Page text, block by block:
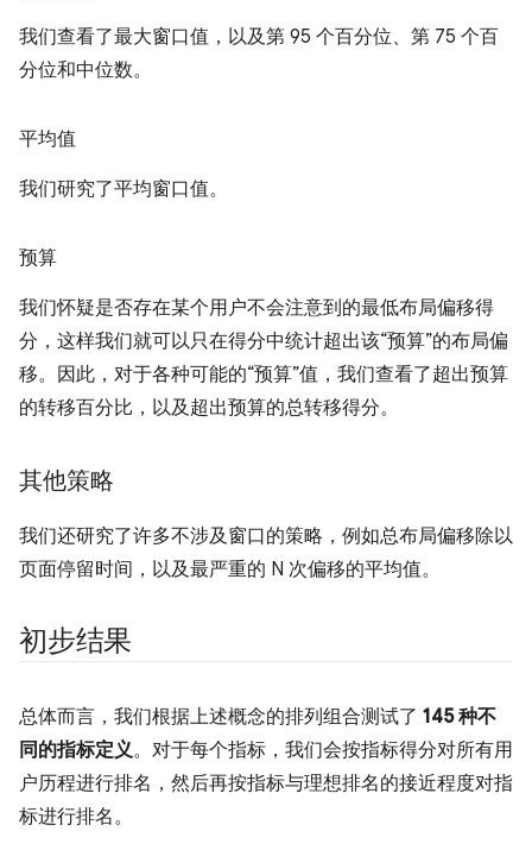
我们查看了最大窗口值，以及第 95 个百分位、第 75 个百
分位和中位数。
平均值
我们研究了平均窗口值。
预算
我们怀疑是否存在某个用户不会注意到的最低布局偏移得
分，这样我们就可以只在得分中统计超出该“预算”的布局偏
移。因此，对于各种可能的“预算”值，我们查看了超出预算
的转移百分比，以及超出预算的总转移得分。
其他策略
我们还研究了许多不涉及窗口的策略，例如总布局偏移除以
页面停留时间，以及最严重的 N 次偏移的平均值。
初步结果
总体而言，我们根据上述概念的排列组合测试了 145 种不
同的指标定义。对于每个指标，我们会按指标得分对所有用
户历程进行排名，然后再按指标与理想排名的接近程度对指
标进行排名。